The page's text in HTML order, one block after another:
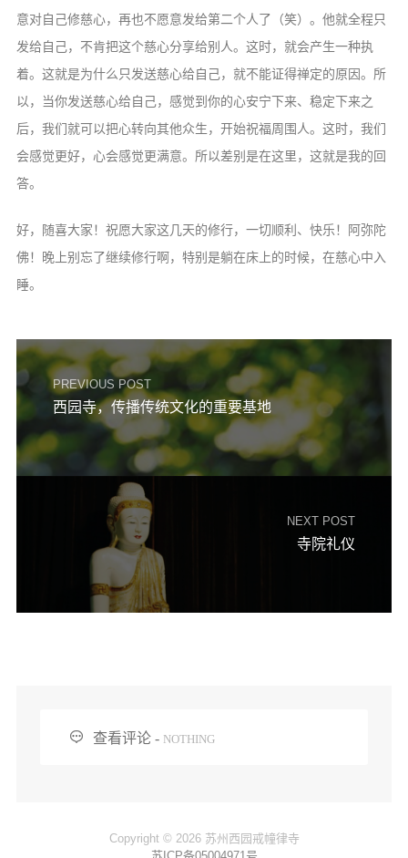
意对自己修慈心，再也不愿意发给第二个人了（笑）。他就全程只
发给自己，不肯把这个慈心分享给别人。这时，就会产生一种执
着。这就是为什么只发送慈心给自己，就不能证得禅定的原因。所
以，当你发送慈心给自己，感觉到你的心安宁下来、稳定下来之
后，我们就可以把心转向其他众生，开始祝福周围人。这时，我们
会感觉更好，心会感觉更满意。所以差别是在这里，这就是我的回
答。
好，随喜大家！祝愿大家这几天的修行，一切顺利、快乐！阿弥陀
佛！晚上别忘了继续修行啊，特别是躺在床上的时候，在慈心中入
睡。
PREVIOUS POST
西园寺，传播传统文化的重要基地
NEXT POST
寺院礼仪
 查看评论 - NOTHING
Copyright © 2026 苏州西园戒幢律寺